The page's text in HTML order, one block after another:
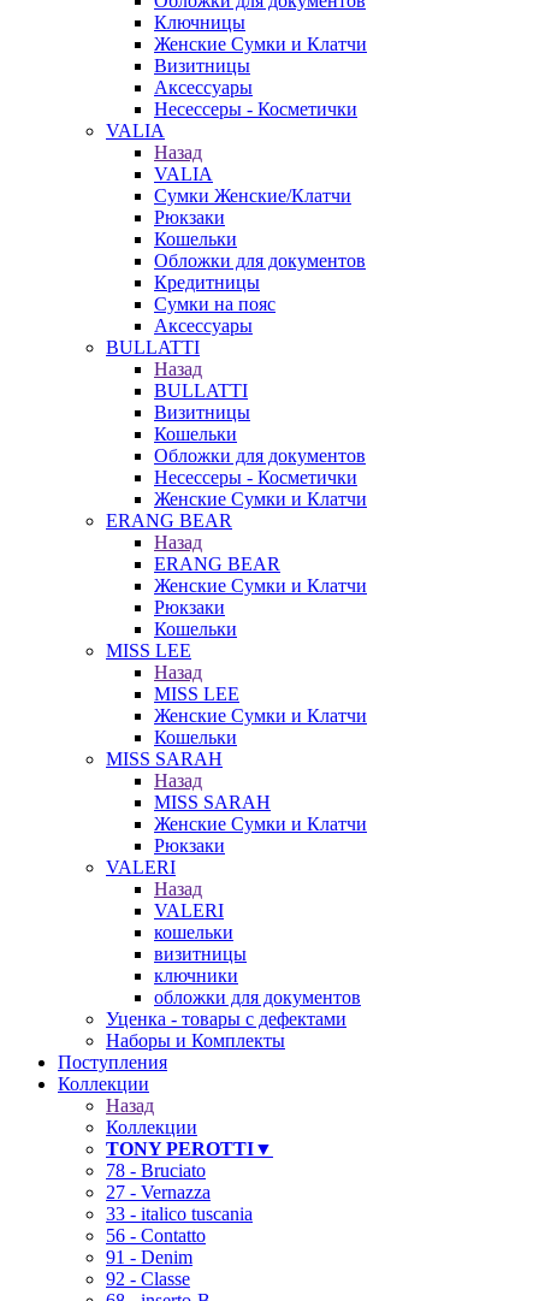
Ключницы
Женские Сумки и Клатчи
Визитницы
Аксессуары
Несессеры - Косметички
VALIA
Назад
VALIA
Сумки Женские/Клатчи
Рюкзаки
Кошельки
Обложки для документов
Кредитницы
Сумки на пояс
Аксессуары
BULLATTI
Назад
BULLATTI
Визитницы
Кошельки
Обложки для документов
Несессеры - Косметички
Женские Сумки и Клатчи
ERANG BEAR
Назад
ERANG BEAR
Женские Сумки и Клатчи
Рюкзаки
Кошельки
MISS LEE
Назад
MISS LEE
Женские Сумки и Клатчи
Кошельки
MISS SARAH
Назад
MISS SARAH
Женские Сумки и Клатчи
Рюкзаки
VALERI
Назад
VALERI
кошельки
визитницы
ключники
обложки для документов
Уценка - товары с дефектами
Наборы и Комплекты
Поступления
Коллекции
Назад
Коллекции
TONY PEROTTI▼
78 - Bruciato
27 - Vernazza
33 - italico tuscania
56 - Contatto
91 - Denim
92 - Classe